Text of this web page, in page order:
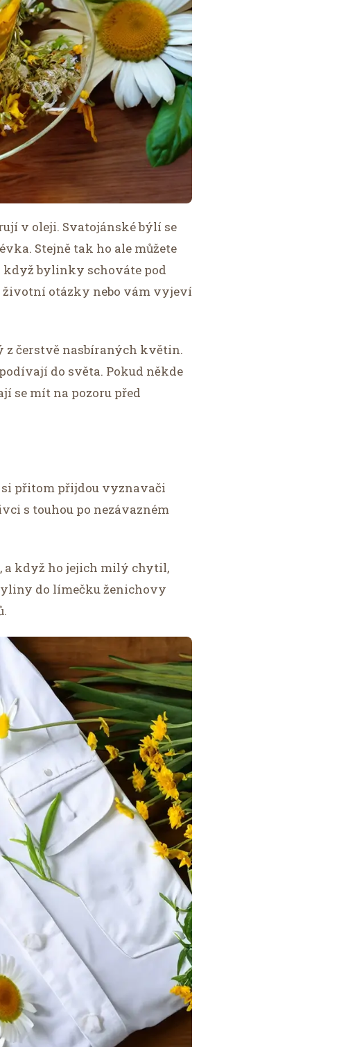
v oleji. Svatojánské býlí se
Stejně tak ho ale můžete
když bylinky schováte pod
životní otázky nebo vám vyjeví
z čerstvě nasbíraných květin.
do světa. Pokud někde
se mít na pozoru před
si přitom přijdou vyznavači
s touhou po nezávazném
a když ho jejich milý chytil,
do límečku ženichovy